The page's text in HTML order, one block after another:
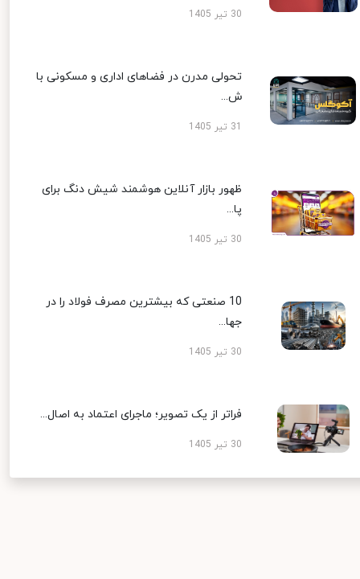
30 تیر 1405
تحولی مدرن در فضاهای اداری و مسکونی با
ش...
ظهور بازار آنلاین هوشمند شیش دنگ برای
پا...
30 تیر 1405
10 صنعتی که بیشترین مصرف فولاد را در
جها...
30 تیر 1405
فراتر از یک تصویر؛ ماجرای اعتماد به اصال...
30 تیر 1405